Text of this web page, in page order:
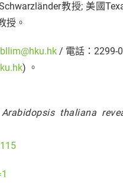
教授; 美國
授。
bllim@hku.hk / 電話：2299-
) 。
thaliana